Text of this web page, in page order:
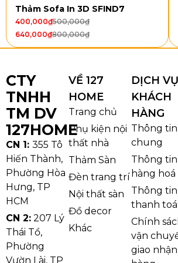
Họa tiết mềm mại không góc cạnh
phòng ngủ, phòng làm việc hoặc
Thảm kết hợp đẹp với sofa kem, ghi,
thất gỗ sáng màu, mang đến sự hài
cho bất kỳ căn phòng nào.
Thảm Sofa In 3D SFIND7
500,000₫
400,000₫
800,000₫
640,000₫
CTY
TNHH
TM DV
127HOME
CN 1: 355 Tô
Hiến Thành,
Phường Hòa
Hưng, TP
HCM
CN 2: 207 Lý
Thái Tổ,
Phường
Vườn Lài, TP
VỀ 127
HOME
Trang chủ
Phụ kiện nội
thất nhà
Thảm Sàn
Đèn trang trí
Nội thất sàn
Đồ decor
Khác
DỊCH VỤ
KHÁCH
HÀNG
Thông tin
chung
Thông tin
hàng hoá
Thông tin
thanh
Chính
vận
giao nhận